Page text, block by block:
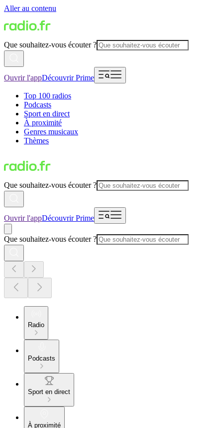
Aller au contenu
Que souhaitez-vous écouter ?
Ouvrir l'appDécouvrir Prime
Top 100 radios
Podcasts
Sport en direct
À proximité
Genres musicaux
Thèmes
Que souhaitez-vous écouter ?
Ouvrir l'appDécouvrir Prime
Que souhaitez-vous écouter ?
Radio
Podcasts
Sport en direct
À proximité